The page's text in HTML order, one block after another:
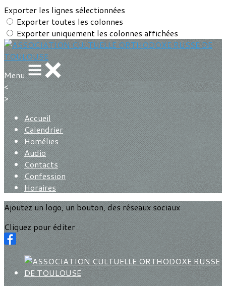
Exporter les lignes sélectionnées
Exporter toutes les colonnes
Exporter uniquement les colonnes affichées
Menu
<
>
Accueil
Calendrier
Homélies
Audio
Contacts
Confession
Horaires
Ajoutez un logo, un bouton, des réseaux sociaux
Cliquez pour éditer